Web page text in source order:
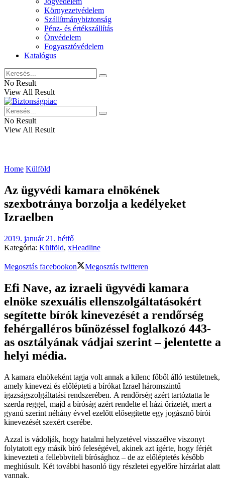
Környezetvédelem
Szállítmánybiztonság
Pénz- és értékszállítás
Önvédelem
Fogyasztóvédelem
Katalógus
No Result
View All Result
No Result
View All Result
Home Külföld
Az ügyvédi kamara elnökének
szexbotránya borzolja a kedélyeket
Izraelben
2019. január 21. hétfő
Kategória: Külföld, xHeadline
Megosztás facebookon Megosztás twitteren
Efi Nave, az izraeli ügyvédi kamara
elnöke szexuális ellenszolgáltatásokért
segítette bírók kinevezését a rendőrség
fehérgalléros bűnözéssel foglalkozó 443-
as osztályának vádjai szerint – jelentette a
helyi média.
A kamara elnökeként tagja volt annak a kilenc főből álló testületnek,
amely kinevezi és előlépteti a bírókat Izrael háromszintű
igazságszolgáltatási rendszerében. A rendőrség azért tartóztatta le
szerda reggel, majd a bíróság azért rendelte el házi őrizetét, mert a
gyanú szerint néhány évvel ezelőtt elősegítette egy jogásznő bírói
kinevezését szexért cserébe.
Azzal is vádolják, hogy hatalmi helyzetével visszaélve viszonyt
folytatott egy másik bíró feleségével, akinek azt ígérte, hogy férjét
kinevezteti a fellebbviteli bírósághoz – de az előléptetés később
meghiúsult. Két további hasonló ügy részletei egyelőre hírzárlat alatt
vannak.